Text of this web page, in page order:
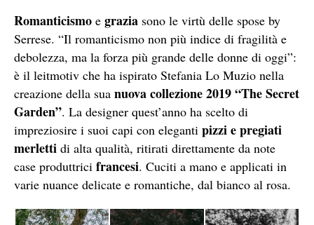
Romanticismo e grazia sono le virtù delle spose by
Serrese. “Il romanticismo non più indice di fragilità e
debolezza, ma la forza più grande delle donne di oggi”:
è il leitmotiv che ha ispirato Stefania Lo Muzio nella
creazione della sua nuova collezione 2019 “The Secret
Garden”. La designer quest’anno ha scelto di
impreziosire i suoi capi con eleganti pizzi e pregiati
merletti di alta qualità, ritirati direttamente da note
case produttrici francesi. Cuciti a mano e applicati in
varie nuance delicate e romantiche, dal bianco al rosa.